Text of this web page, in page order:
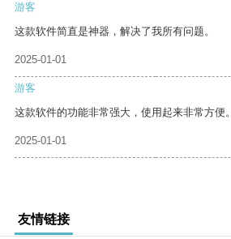
游客
这款软件简直是神器，解决了我所有问题。
2025-01-01
游客
这款软件的功能非常强大，使用起来非常方便。
2025-01-01
友情链接